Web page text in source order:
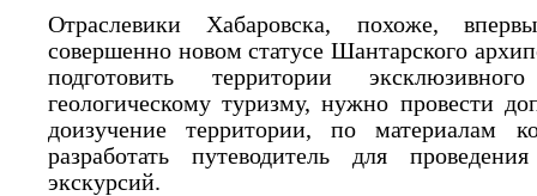
Отраслевики Хабаровска, похоже,
совершенно новом статусе Шантарского
подготовить территории
геологическому туризму, нужно провести
доизучение территории, по материалам
разработать путеводитель для
экскурсий.